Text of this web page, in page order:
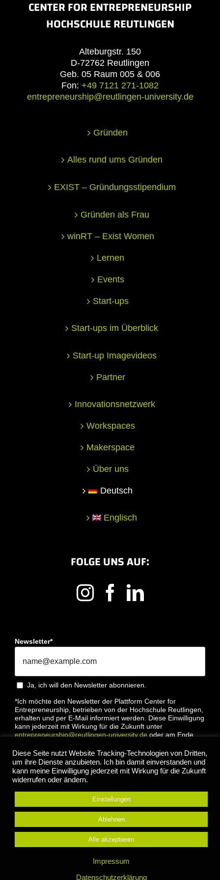
CENTER FOR ENTREPRENEURSHIP
HOCHSCHULE REUTLINGEN
Alteburgstr. 150
D-72762 Reutlingen
Geb. 05 Raum 005 & 006
Fon: +49 7121 271-1082
entrepreneurship@reutlingen-university.de
Gründen
Alles rund ums Gründen
EXIST – Gründungsstipendium
Gründen als Frau
winRT – Exist Women
Lernen
Events
Start-ups
Start-ups im Überblick
Start-up Imagevideos
Partner
Innovationsnetzwerk
Workspaces
Makerspace
Über uns
Deutsch
Englisch
FOLGE UNS AUF:
Newsletter*
Ja, ich will den Newsletter abonnieren.
*Ich möchte den Newsletter der Plattform Center for
Entrepreneurship, betrieben von der Hochschule Reutlingen,
erhalten und per E-Mail informiert werden. Diese Einwilligung
kann jederzeit mit Wirkung für die Zukunft unter
entrepreneurship@reutlingen-university.deoder am Ende
Datenschutzbestimmung
Anmelden
© 2022 Center for Entrepreneurship Hochschule
Impressum|
Diese Seite nutzt Website Tracking-Technologien von Dritten,
um ihre Dienste anzubieten. Ich bin damit einverstanden und
kann meine Einwilligung jederzeit mit Wirkung für die Zukunft
widerrufen oder ändern.
Einstellungen
Ablehnen
Alle akzeptieren
Impressum
Datenschutzerklärung